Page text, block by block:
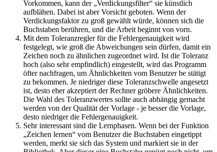
Vorkommen, kann der „Verdickungsfilter“ sie künstlich
aufblähen. Dabei ist aber Vorsicht geboten. Wenn der
Verdickungsfaktor zu groß gewählt würde, können sich die
Buchstaben berühren, und die Arbeit beginnt von vorn.
Mit dem Toleranzregler für die Fehlergenauigkeit wird
festgelegt, wie groß die Abweichungen sein dürfen, damit ein
Zeichen noch zu ähnlichen zugeordnet wird. Ist die Toleranz
hoch (also sehr empfindlich) eingestellt, wird das Programm
öfter nachfragen, um Ähnlichkeiten vom Benutzer be stätigt
zu bekommen. Je niedriger diese Toleranzschwelle angesetzt
ist, desto eher akzeptiert der Rechner gröbere Ähnlichkeiten.
Die Wahl des Toleranzwertes sollte auch abhängig gemacht
werden von der Qualität der Vorlage - je besser die Vorlage,
desto niedriger die Fehlergenauigkeit.
Sehr interessant sind die Lernphasen. Wenn bei der Funktion
„Zeichen lernen“ vom Benutzer die Buchstaben eingetippt
werden, merkt sie sich das System und markiert sie in der